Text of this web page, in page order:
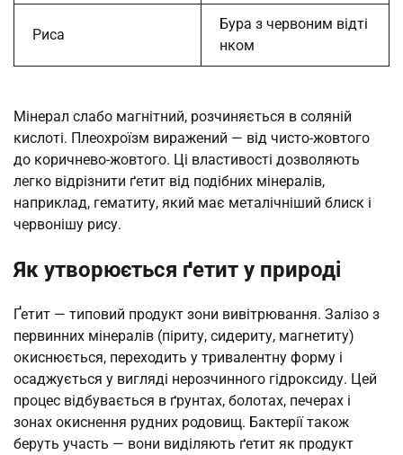
Риса
Бура з червоним відті
нком
Мінерал слабо магнітний, розчиняється в соляній
кислоті. Плеохроїзм виражений — від чисто-жовтого
до коричнево-жовтого. Ці властивості дозволяють
легко відрізнити ґетит від подібних мінералів,
наприклад, гематиту, який має металічніший блиск і
червонішу рису.
Як утворюється ґетит у природі
Ґетит — типовий продукт зони вивітрювання. Залізо з
первинних мінералів (піриту, сидериту, магнетиту)
окиснюється, переходить у тривалентну форму і
осаджується у вигляді нерозчинного гідроксиду. Цей
процес відбувається в ґрунтах, болотах, печерах і
зонах окиснення рудних родовищ. Бактерії також
беруть участь — вони виділяють ґетит як продукт